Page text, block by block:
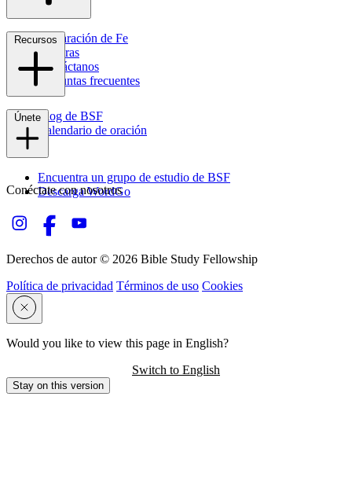
Declaración de Fe
Carreras
Contáctanos
Preguntas frecuentes
Recursos
Blog de BSF
Calendario de oración
Únete
Encuentra un grupo de estudio de BSF
Descarga WordGo
Conéctate con nosotros
Derechos de autor © 2026 Bible Study Fellowship
Política de privacidad Términos de uso Cookies
Would you like to view this page in English?
Switch to English
Stay on this version